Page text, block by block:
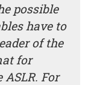
possible
have to
of the
for
For